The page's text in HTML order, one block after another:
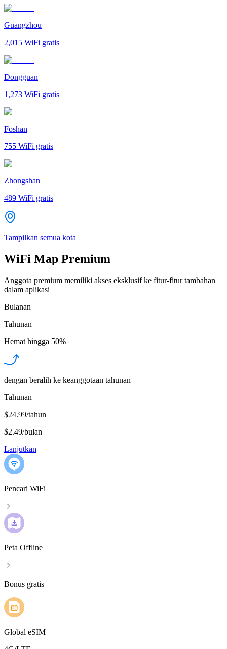
Guangzhou
2,015 WiFi gratis
Dongguan
1,273 WiFi gratis
Foshan
755 WiFi gratis
Zhongshan
489 WiFi gratis
Tampilkan semua kota
WiFi Map Premium
Anggota premium memiliki akses eksklusif ke fitur-fitur tambahan
dalam aplikasi
Bulanan
Tahunan
Hemat hingga 50%
dengan beralih ke keanggotaan tahunan
Tahunan
$24.99/tahun
$2.49/bulan
Lanjutkan
Pencari WiFi
Peta Offline
Bonus gratis
Global eSIM